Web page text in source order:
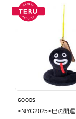
GOODS
<NYG2025>巳の開運